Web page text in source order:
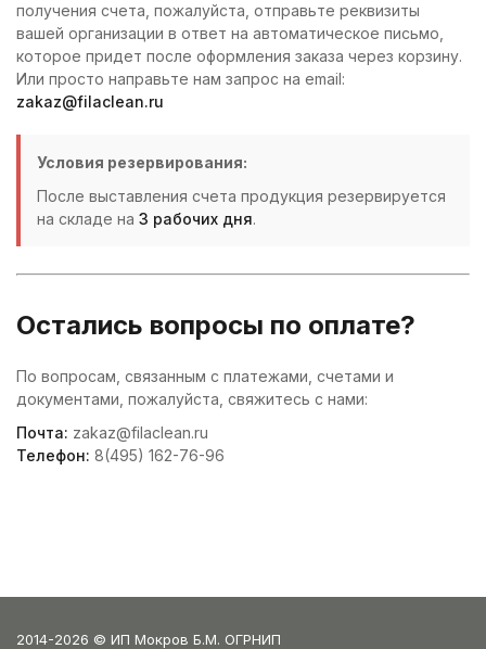
получения счета, пожалуйста, отправьте реквизиты
вашей организации в ответ на автоматическое письмо,
которое придет после оформления заказа через корзину.
Или просто направьте нам запрос на email:
zakaz@filaclean.ru
Условия резервирования:
После выставления счета продукция резервируется
на складе на 3 рабочих дня.
Остались вопросы по оплате?
По вопросам, связанным с платежами, счетами и
документами, пожалуйста, свяжитесь с нами:
Почта: zakaz@filaclean.ru
Телефон: 8(495) 162-76-96
2014-2026 © ИП Мокров Б.М. ОГРНИП